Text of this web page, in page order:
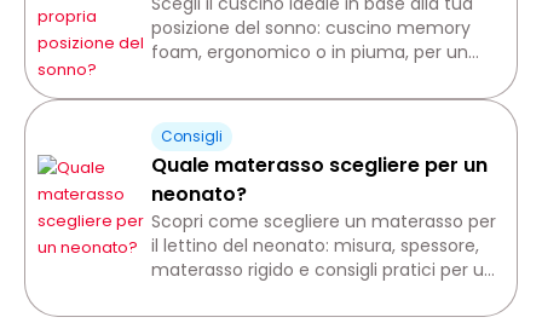
posizione del sonno: cuscino memory
foam, ergonomico o in piuma, per un
Consigli
Quale materasso scegliere per un
neonato?
Scopri come scegliere un materasso per
il lettino del neonato: misura, spessore,
materasso rigido e consigli pratici per un